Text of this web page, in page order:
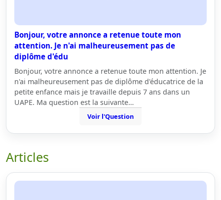
Bonjour, votre annonce a retenue toute mon
attention. Je n'ai malheureusement pas de
diplôme d'édu
Bonjour, votre annonce a retenue toute mon attention. Je
n'ai malheureusement pas de diplôme d'éducatrice de la
petite enfance mais je travaille depuis 7 ans dans un
UAPE. Ma question est la suivante…
Voir l'Question
Articles